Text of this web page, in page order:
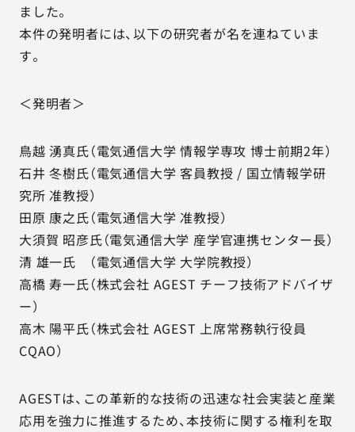
ました。
本件の発明者には、以下の研究者が名を連ねていま
す。
＜発明者＞
鳥越 湧真氏（電気通信大学 情報学専攻 博士前期2年）
石井 冬樹氏（電気通信大学 客員教授 / 国立情報学研
究所 准教授）
田原 康之氏（電気通信大学 准教授）
大須賀 昭彦氏（電気通信大学 産学官連携センター長）
清 雄一氏 （電気通信大学 大学院教授）
高橋 寿一氏（株式会社 AGEST チーフ技術アドバイザ
ー）
高木 陽平氏（株式会社 AGEST 上席常務執行役員
CQAO）
AGESTは、この革新的な技術の迅速な社会実装と産業
応用を強力に推進するため、本技術に関する権利を取